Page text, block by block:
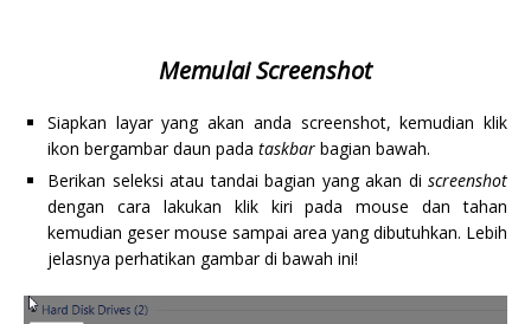
Memulai Screenshot
Siapkan layar yang akan anda screenshot, kemudian klik
ikon bergambar daun pada taskbar bagian bawah.
Berikan seleksi atau tandai bagian yang akan di screenshot
dengan cara lakukan klik kiri pada mouse dan tahan
kemudian geser mouse sampai area yang dibutuhkan. Lebih
jelasnya perhatikan gambar di bawah ini!